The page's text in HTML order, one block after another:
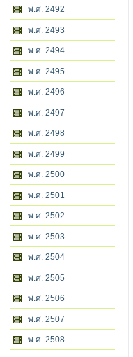
พ.ศ. 2492
พ.ศ. 2493
พ.ศ. 2494
พ.ศ. 2495
พ.ศ. 2496
พ.ศ. 2497
พ.ศ. 2498
พ.ศ. 2499
พ.ศ. 2500
พ.ศ. 2501
พ.ศ. 2502
พ.ศ. 2503
พ.ศ. 2504
พ.ศ. 2505
พ.ศ. 2506
พ.ศ. 2507
พ.ศ. 2508